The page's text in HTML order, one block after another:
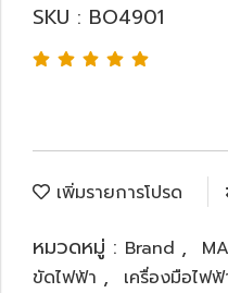
SKU : BO4901
เพิ่มรายการโปรด
หมวดหมู่ : Brand ,
ขัดไฟฟ้า , เครื่องมือไฟ